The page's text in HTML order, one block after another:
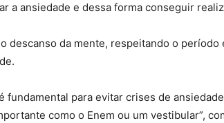
ansiedade e dessa forma conseguir
da mente, respeitando o
para evitar crises de
como o Enem ou um vestibular”,